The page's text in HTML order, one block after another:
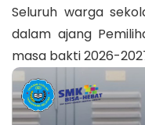
Seluruh warga
dalam ajang
masa bakti 2026-